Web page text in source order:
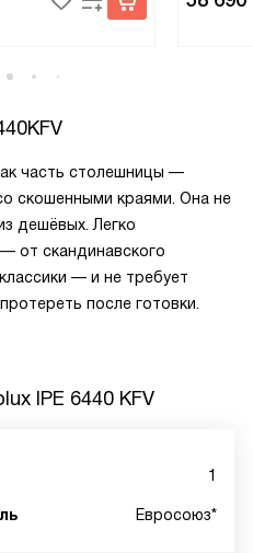
часть столешницы —
скошенными краями. Она не
дешёвых. Легко
от скандинавского
— и не требует
после готовки.
IPE 6440 KFV
1
Евросоюз*